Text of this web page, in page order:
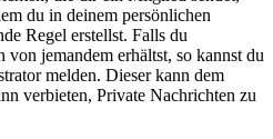
du in deinem persönlichen
Regel erstellst. Falls du
von jemandem erhältst, so kannst du
melden. Dieser kann dem
verbieten, Private Nachrichten zu